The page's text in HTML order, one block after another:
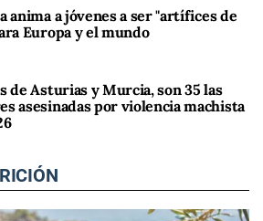
anima a jóvenes a ser "artífices de
Europa y el mundo
de Asturias y Murcia, son 35 las
asesinadas por violencia machista